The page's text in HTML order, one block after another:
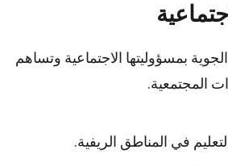
بمسؤوليتها الاجتماعية وتساهم
المجتمعية.
في المناطق الريفية.